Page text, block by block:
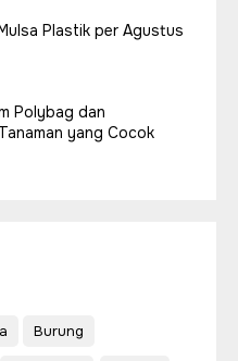
Plastik per Agustus
Polybag dan
yang Cocok
Burung